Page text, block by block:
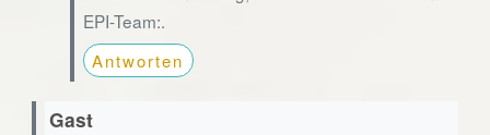
EPI-Team:.
Antworten
Gast